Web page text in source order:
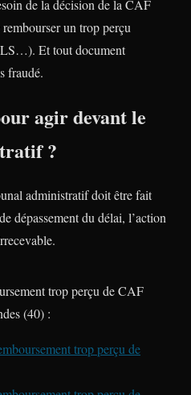
de la décision de la CAF
un trop perçu
Et tout document
fraudé.
agir devant le
?
administratif doit être fait
dépassement du délai, l’action
trop perçu de CAF
(40) :
trop perçu de